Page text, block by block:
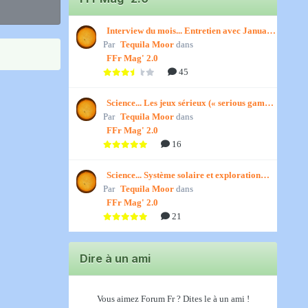
Interview du mois... Entretien avec January,
par Titenath
Par Tequila Moor dans
FFr Mag' 2.0
45
Science... Les jeux sérieux (« serious games
») par Jedino
Par Tequila Moor dans
FFr Mag' 2.0
16
Science... Système solaire et exploration
spatiale, par Jedino
Par Tequila Moor dans
FFr Mag' 2.0
21
Dire à un ami
Vous aimez Forum Fr ? Dites le à un ami !